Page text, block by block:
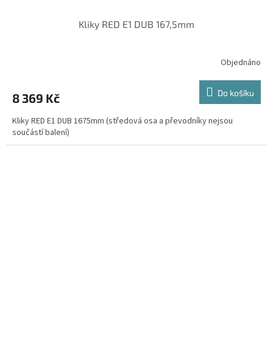
Kliky RED E1 DUB 167,5mm
Objednáno
8 369 Kč Do košíku
Kliky RED E1 DUB 1675mm (středová osa a převodníky nejsou
součástí balení)